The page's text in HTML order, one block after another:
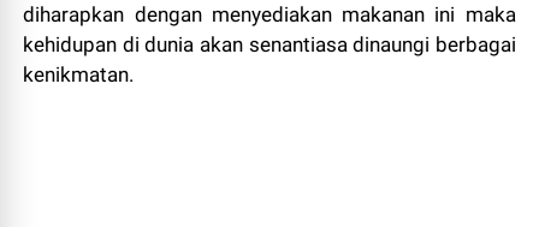
diharapkan dengan menyediakan makanan ini maka
kehidupan di dunia akan senantiasa dinaungi berbagai
kenikmatan.